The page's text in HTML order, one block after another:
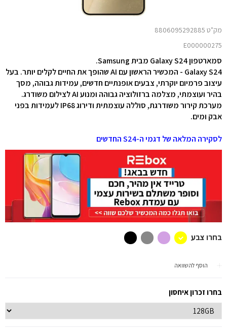
מק"ט 8806095292885
E000000275
סמארטפון Galaxy S24 מבית Samsung.
Galaxy S24 - המכשיר הראשון עם AI שהופך את החיים לקלים יותר. בעל
עיצוב פרמיום יוקרתי, צבעים אופנתיים חדשים, עמידות גבוהה, מסך
בהיר ועוצמתי, מצלמה ברזולוציה גבוהה ומנוע AI לצילום משודרג.
מערכת קירור משודרגת, סוללה עוצמתית ודירוג IP68 לעמידות בפני
אבק ומים.
לסקירה המלאה של דגמי ה-S24 החדשים
בחרו צבע
הוסף להשוואה
בחרו זכרון איחסון